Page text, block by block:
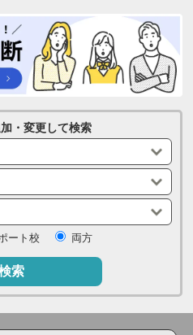
・変更して検索
ート校 両方
索